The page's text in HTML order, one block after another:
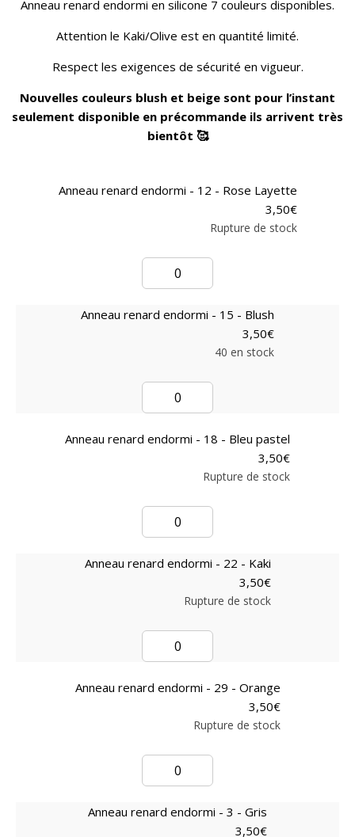
Anneau renard endormi en silicone 7 couleurs disponibles.
Attention le Kaki/Olive est en quantité limité.
Respect les exigences de sécurité en vigueur.
Nouvelles couleurs blush et beige sont pour l’instant
seulement disponible en précommande ils arrivent très
bientôt 🥰
Anneau renard endormi - 12 - Rose Layette
3,50€
Rupture de stock
Anneau renard endormi - 15 - Blush
3,50€
40 en stock
Anneau renard endormi - 18 - Bleu pastel
3,50€
Rupture de stock
Anneau renard endormi - 22 - Kaki
3,50€
Rupture de stock
Anneau renard endormi - 29 - Orange
3,50€
Rupture de stock
Anneau renard endormi - 3 - Gris
3,50€